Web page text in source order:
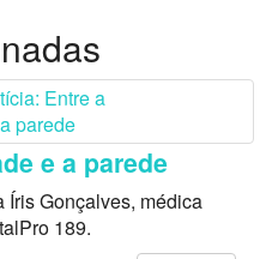
e a parede
Íris Gonçalves, médica
189.